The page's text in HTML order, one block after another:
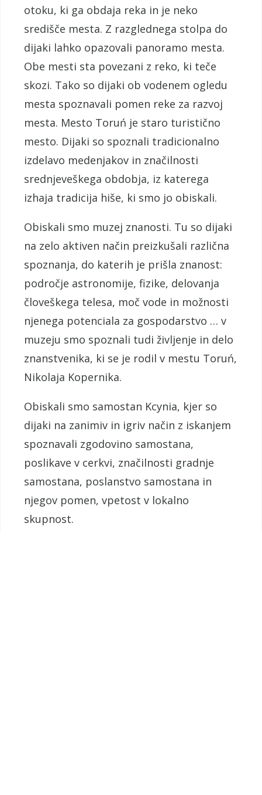
otoku, ki ga obdaja reka in je neko
središče mesta. Z razglednega stolpa do
dijaki lahko opazovali panoramo mesta.
Obe mesti sta povezani z reko, ki teče
skozi. Tako so dijaki ob vodenem ogledu
mesta spoznavali pomen reke za razvoj
mesta. Mesto Toruń je staro turistično
mesto. Dijaki so spoznali tradicionalno
izdelavo medenjakov in značilnosti
srednjeveškega obdobja, iz katerega
izhaja tradicija hiše, ki smo jo obiskali.
Obiskali smo muzej znanosti. Tu so dijaki
na zelo aktiven način preizkušali različna
spoznanja, do katerih je prišla znanost:
področje astronomije, fizike, delovanja
človeškega telesa, moč vode in možnosti
njenega potenciala za gospodarstvo … v
muzeju smo spoznali tudi življenje in delo
znanstvenika, ki se je rodil v mestu Toruń,
Nikolaja Kopernika.
Obiskali smo samostan Kcynia, kjer so
dijaki na zanimiv in igriv način z iskanjem
spoznavali zgodovino samostana,
poslikave v cerkvi, značilnosti gradnje
samostana, poslanstvo samostana in
njegov pomen, vpetost v lokalno
skupnost.